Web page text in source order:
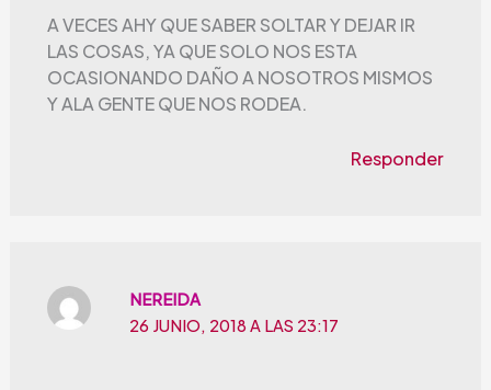
A VECES AHY QUE SABER SOLTAR Y DEJAR IR
LAS COSAS, YA QUE SOLO NOS ESTA
OCASIONANDO DAÑO A NOSOTROS MISMOS
Y ALA GENTE QUE NOS RODEA.
Responder
NEREIDA
26 JUNIO, 2018 A LAS 23:17